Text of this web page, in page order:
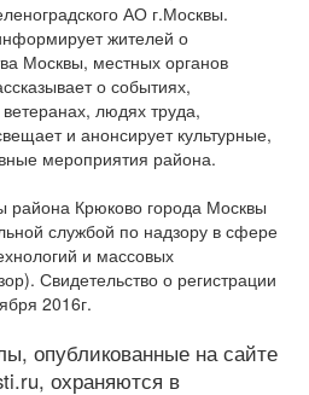
АО г.Москвы.
жителей о
Москвы, местных органов
о событиях,
людях труда,
и анонсирует культурные,
мероприятия района.
района Крюково города Москвы
службой по надзору в сфере
и массовых
Свидетельство о регистрации
2016г.
опубликованные на сайте
охраняются в